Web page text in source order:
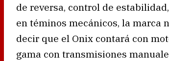
de reversa, control de
en téminos mecánicos, la marca
decir que el Onix contará con
gama con transmisiones